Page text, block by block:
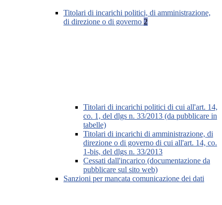
Titolari di incarichi politici, di amministrazione,
di direzione o di governo 2
Titolari di incarichi politici di cui all'art. 14,
co. 1, del dlgs n. 33/2013 (da pubblicare in
tabelle)
Titolari di incarichi di amministrazione, di
direzione o di governo di cui all'art. 14, co.
1-bis, del dlgs n. 33/2013
Cessati dall'incarico (documentazione da
pubblicare sul sito web)
Sanzioni per mancata comunicazione dei dati